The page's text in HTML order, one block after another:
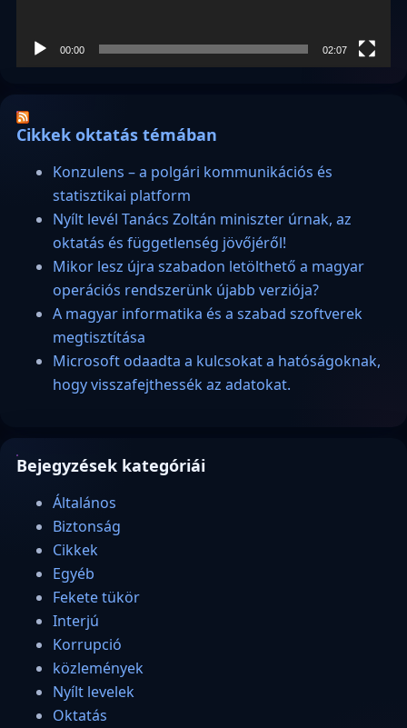
00:00 02:07
Cikkek oktatás témában
Konzulens – a polgári kommunikációs és
statisztikai platform
Nyílt levél Tanács Zoltán miniszter úrnak, az
oktatás és függetlenség jövőjéről!
Mikor lesz újra szabadon letölthető a magyar
operációs rendszerünk újabb verziója?
A magyar informatika és a szabad szoftverek
megtisztítása
Microsoft odaadta a kulcsokat a hatóságoknak,
hogy visszafejthessék az adatokat.
Bejegyzések kategóriái
Általános
Biztonság
Cikkek
Egyéb
Fekete tükör
Interjú
Korrupció
közlemények
Nyílt levelek
Oktatás